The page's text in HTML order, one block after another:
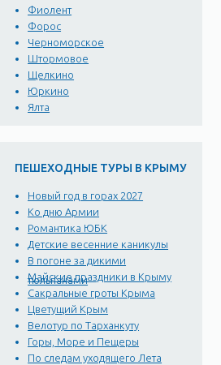
Фиолент
Форос
Черноморское
Штормовое
Щелкино
Юркино
Ялта
ПЕШЕХОДНЫЕ ТУРЫ В КРЫМУ
Новый год в горах 2027
Ко дню Армии
Романтика ЮБК
Детские весенние каникулы
В погоне за дикими
тюльпанами
Майские праздники в Крыму
Сакральные гроты Крыма
Цветущий Крым
Велотур по Тарханкуту
Горы, Море и Пещеры
По следам уходящего Лета